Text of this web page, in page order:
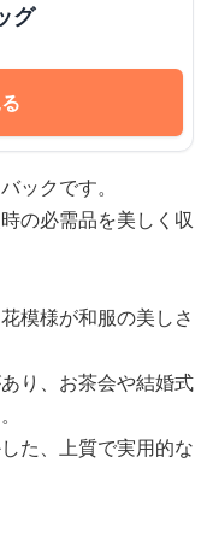
グ
ックです。
の必需品を美しく収
模様が和服の美しさ
り、お茶会や結婚式
た、上質で実用的な